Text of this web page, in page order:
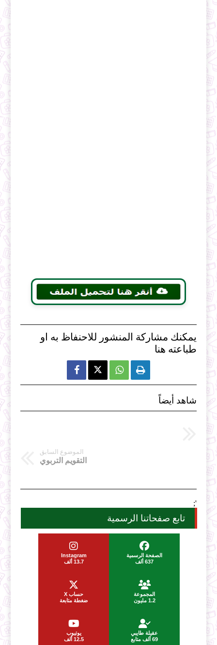
يمكنك مشاركة المنشور للاحنفاظ به او
طباعته هنا
  
شاهد أيضاً
الموضوع السابق
التقويم التربوي
';
تابع صفحاتنا الرسمية
الصفحة الرسمية
637 ألف
Instagram
13.7 ألف
المجموعة
1.2 مليون
حساب X
ضغطة متابعة
عقيلة طايبي
69 ألف متابع
يوتيوب
12.5 ألف